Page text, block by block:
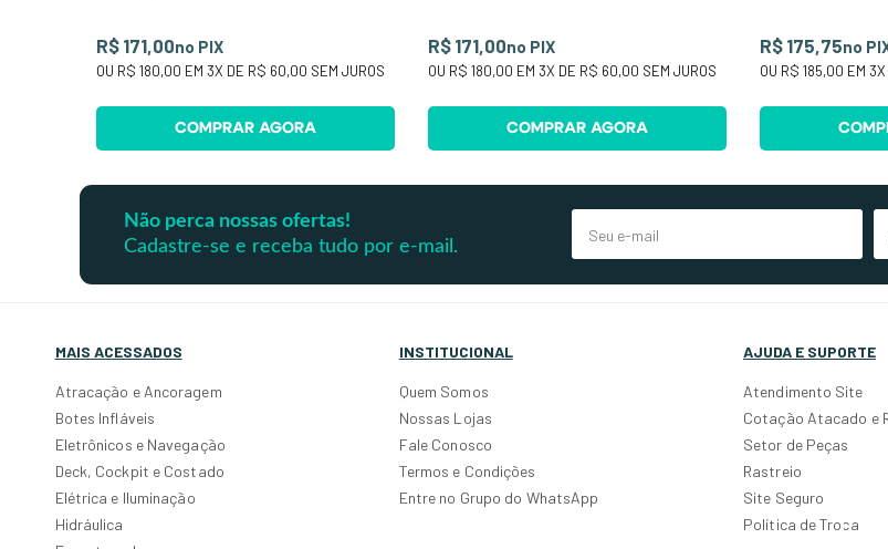
R$ 171,00no PIX
OU R$ 180,00 EM 3X DE R$ 60,00 SEM JUROS
COMPRAR AGORA
R$ 171,00no PIX
OU R$ 180,00 EM 3X DE R$ 60,00 SEM JUROS
COMPRAR AGORA
R$ 175,75no
OU R$ 185,00 EM 3X
Não perca nossas ofertas!
Cadastre-se e receba tudo por e-mail.
MAIS ACESSADOS
Atracação e Ancoragem
Botes Infláveis
Eletrônicos e Navegação
Deck, Cockpit e Costado
Elétrica e Iluminação
Hidráulica
INSTITUCIONAL
Quem Somos
Nossas Lojas
Fale Conosco
Termos e Condições
Entre no Grupo do WhatsApp
AJUDA E SUPORTE
Atendimento Site
Cotação Atacado e
Setor de Peças
Rastreio
Site Seguro
Política de Troca